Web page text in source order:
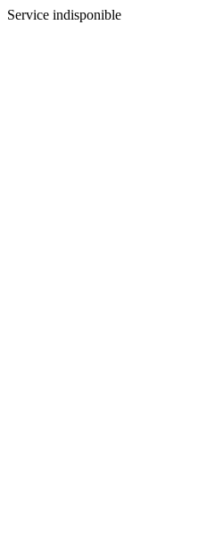
Service indisponible